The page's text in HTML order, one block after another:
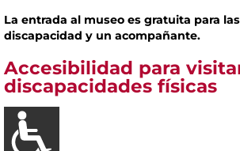
La entrada al museo es gratuita para
discapacidad y un acompañante.
Accesibilidad para
discapacidades físicas